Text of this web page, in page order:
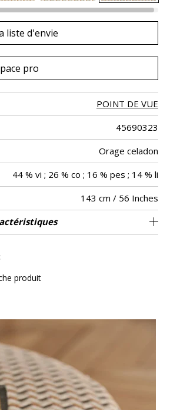
liste d'envie
pro
POINT DE VUE
45690323
Orage celadon
44 % vi ; 26 % co ; 16 % pes ; 14 % li
143 cm / 56 Inches
Raccord droit
37000
à usage classique : 20.000 à 40.000
(Martindale) et/ou 15,000 à 30,000
50000
De large
630
Italie
3 cm / 1 Inches
3 cm / 1 Inches
produit